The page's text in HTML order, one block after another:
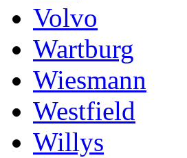
Volvo
Wartburg
Wiesmann
Westfield
Willys